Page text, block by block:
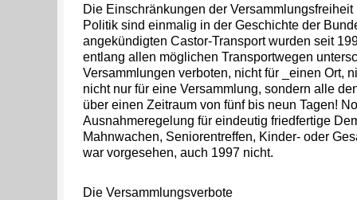
Die Einschränkungen der Versammlungsfreiheit
Politik sind einmalig in der Geschichte der
angekündigten Castor-Transport wurden seit
entlang allen möglichen Transportwegen
Versammlungen verboten, nicht für _einen Ort,
nicht nur für eine Versammlung, sondern alle
über einen Zeitraum von fünf bis neun Tagen!
Ausnahmeregelung für eindeutig friedfertige
Mahnwachen, Seniorentreffen, Kinder- oder
war vorgesehen, auch 1997 nicht.
Die Versammlungsverbote